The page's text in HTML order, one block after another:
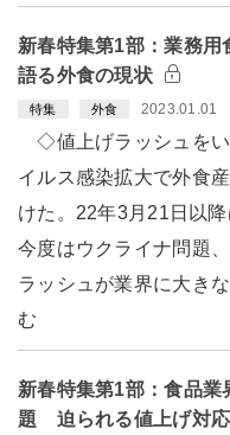
新春特集第1部：業務
語る外食の現状
特集 外食 2023.01.01
◇値上げラッシュを
イルス感染拡大で外食
けた。22年3月21日以
今度はウクライナ問題
ラッシュが業界に大き
む
新春特集第1部：食品業
題 迫られる値上げ対